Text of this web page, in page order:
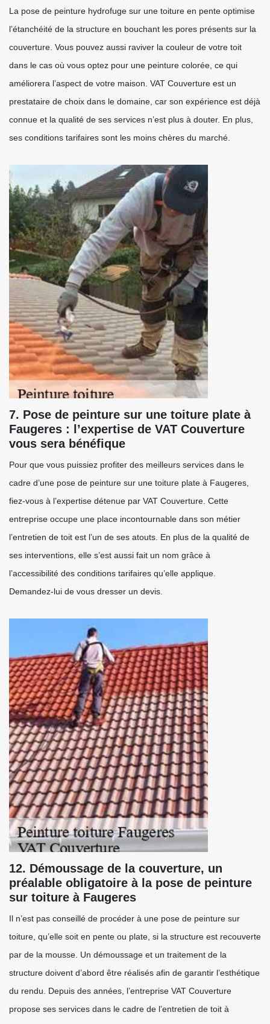
La pose de peinture hydrofuge sur une toiture en pente optimise
l’étanchéité de la structure en bouchant les pores présents sur la
couverture. Vous pouvez aussi raviver la couleur de votre toit
dans le cas où vous optez pour une peinture colorée, ce qui
améliorera l’aspect de votre maison. VAT Couverture est un
prestataire de choix dans le domaine, car son expérience est déjà
connue et la qualité de ses services n’est plus à douter. En plus,
ses conditions tarifaires sont les moins chères du marché.
7. Pose de peinture sur une toiture plate à
Faugeres : l’expertise de VAT Couverture
vous sera bénéfique
Pour que vous puissiez profiter des meilleurs services dans le
cadre d’une pose de peinture sur une toiture plate à Faugeres,
fiez-vous à l’expertise détenue par VAT Couverture. Cette
entreprise occupe une place incontournable dans son métier
l’entretien de toit est l’un de ses atouts. En plus de la qualité de
ses interventions, elle s’est aussi fait un nom grâce à
l’accessibilité des conditions tarifaires qu’elle applique.
Demandez-lui de vous dresser un devis.
12. Démoussage de la couverture, un
préalable obligatoire à la pose de peinture
sur toiture à Faugeres
Il n’est pas conseillé de procéder à une pose de peinture sur
toiture, qu’elle soit en pente ou plate, si la structure est recouverte
par de la mousse. Un démoussage et un traitement de la
structure doivent d’abord être réalisés afin de garantir l’esthétique
du rendu. Depuis des années, l’entreprise VAT Couverture
propose ses services dans le cadre de l’entretien de toit à